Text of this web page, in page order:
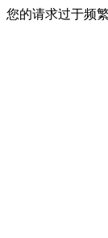
您的请求过于频